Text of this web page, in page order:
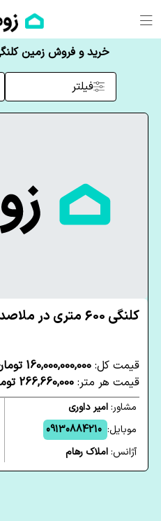
خرید و فروش زمین
فیلتر
کلنگی 600 متری در ملاصدرا اصفهان
قیمت کل: 160,000,000,000 تومان
قیمت هر متر: 266,660,000 تومان
مشاور:امیر داوری
موبایل: 09130884210
آژانس:املاک رهام